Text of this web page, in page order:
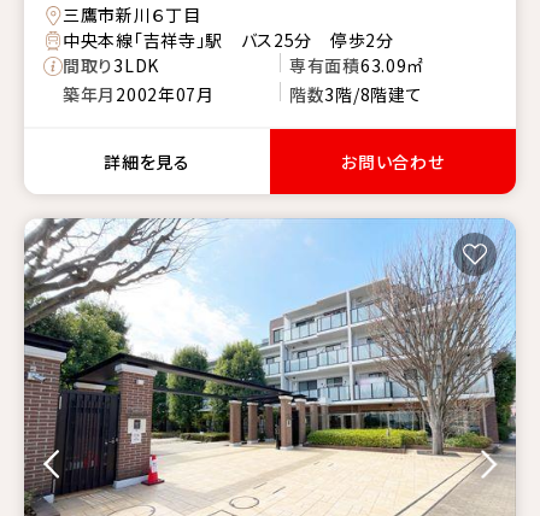
三鷹市新川６丁目
中央本線「吉祥寺」駅 バス25分 停歩2分
間取り3LDK 専有面積63.09㎡
築年月 2002年07月 階数3階/8階建て
詳細を見る お問い合わせ